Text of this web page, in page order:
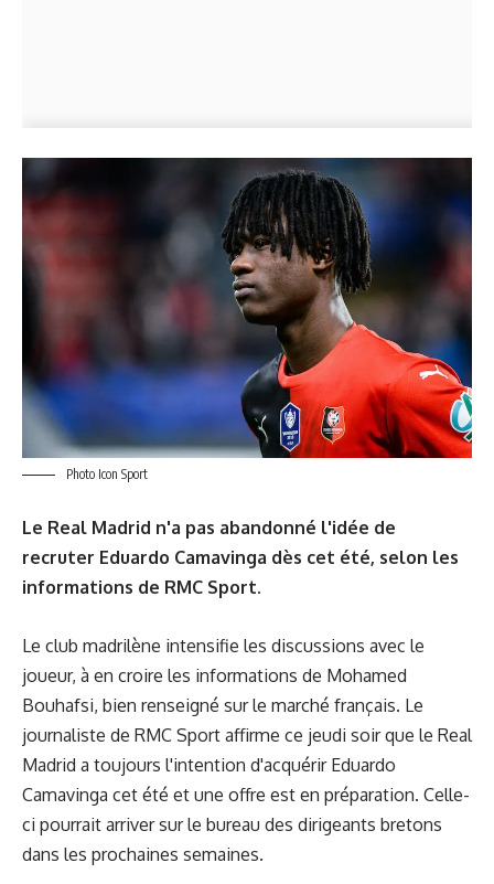
Photo Icon Sport
Le Real Madrid n'a pas abandonné l'idée de
recruter Eduardo Camavinga dès cet été, selon les
informations de RMC Sport.
Le club madrilène intensifie les discussions avec le
joueur, à en croire les informations de Mohamed
Bouhafsi, bien renseigné sur le marché français. Le
journaliste de RMC Sport affirme ce jeudi soir que le Real
Madrid a toujours l'intention d'acquérir Eduardo
Camavinga cet été et une offre est en préparation. Celle-
ci pourrait arriver sur le bureau des dirigeants bretons
dans les prochaines semaines.